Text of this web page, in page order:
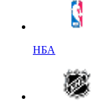
НБА